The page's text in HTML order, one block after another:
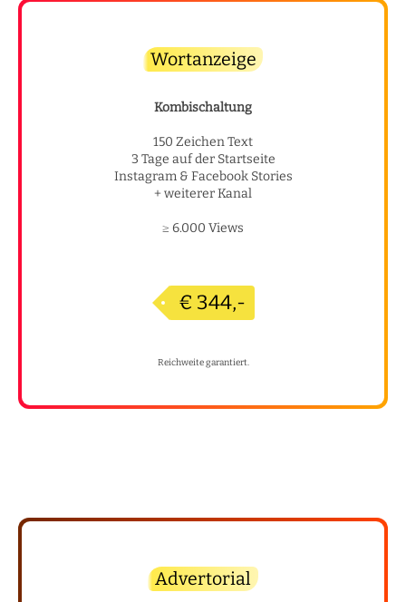
Wortanzeige
Kombischaltung
150 Zeichen Text
3 Tage auf der Startseite
Instagram & Facebook Stories
+ weiterer Kanal
≥ 6.000 Views
€ 344,-
Reichweite garantiert.
Advertorial